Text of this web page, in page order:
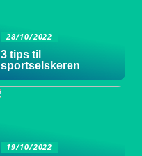
28/10/2022
3 tips til
sportselskeren
19/10/2022